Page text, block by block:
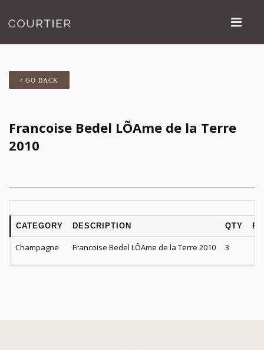
GO BACK
Francoise Bedel LÕAme de la Terre
2010
CATEGORY DESCRIPTION QTY
Champagne Francoise Bedel LÕAme de la Terre 2010 3